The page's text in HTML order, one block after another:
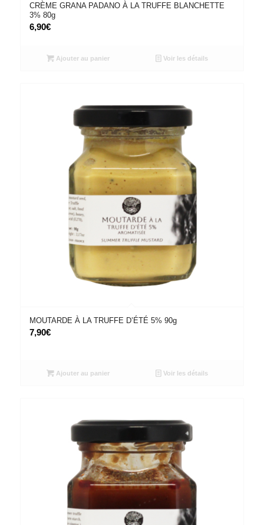
CRÈME GRANA PADANO À LA TRUFFE BLANCHETTE
3% 80g
6,90€
Ajouter au panier Voir les détails
MOUTARDE À LA TRUFFE D’ÉTÉ 5% 90g
7,90€
Ajouter au panier Voir les détails